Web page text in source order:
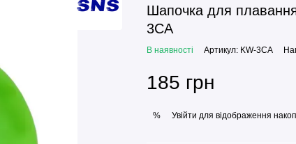
Шапочка для
3СА
В наявності Артикул: KW-3СА
185 грн
% Увійти для відображення